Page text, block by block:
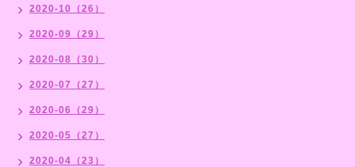
2020-10（26）
2020-09（29）
2020-08（30）
2020-07（27）
2020-06（29）
2020-05（27）
2020-04（23）